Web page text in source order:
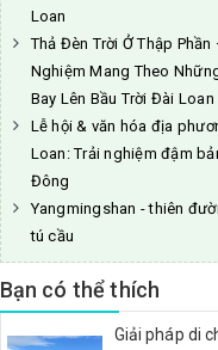
Loan
Thả Đèn Trời Ở Thập Phần
Nghiệm Mang Theo
Bay Lên Bầu Trời Đài Loan
Lễ hội & văn hóa địa
Loan: Trải nghiệm đậm
Đông
Yangmingshan - thiên
tú cầu
Bạn có thể thích